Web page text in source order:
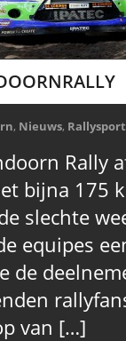
, Nieuws, Rallysport
Rally
bijna 175
slechte
equipes
de
van […]